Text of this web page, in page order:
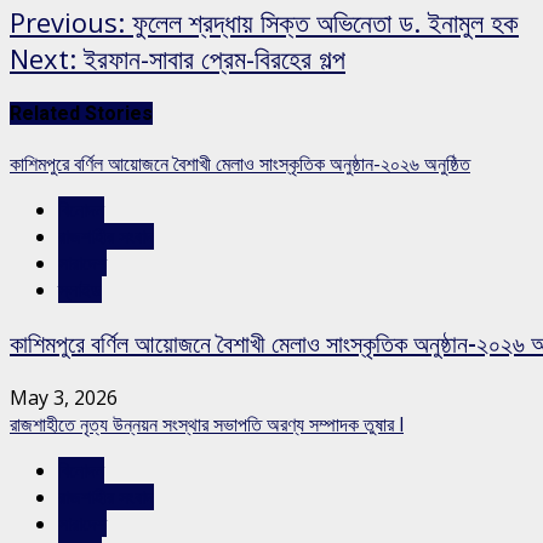
Previous: ফুলেল শ্রদ্ধায় সিক্ত অভিনেতা ড. ইনামুল হক
Next: ইরফান-সাবার প্রেম-বিরহের গল্প
Related Stories
কাশিমপুরে বর্ণিল আয়োজনে বৈশাখী মেলাও সাংস্কৃতিক অনুষ্ঠান-২০২৬ অনুষ্ঠিত
কাশিমপুরে বর্ণিল আয়োজনে বৈশাখী মেলাও সাংস্কৃতিক অনুষ্ঠান-২০২৬
May 3, 2026
রাজশাহীতে নৃত্য উন্নয়ন সংস্থার সভাপতি অরণ্য সম্পাদক তুষার l